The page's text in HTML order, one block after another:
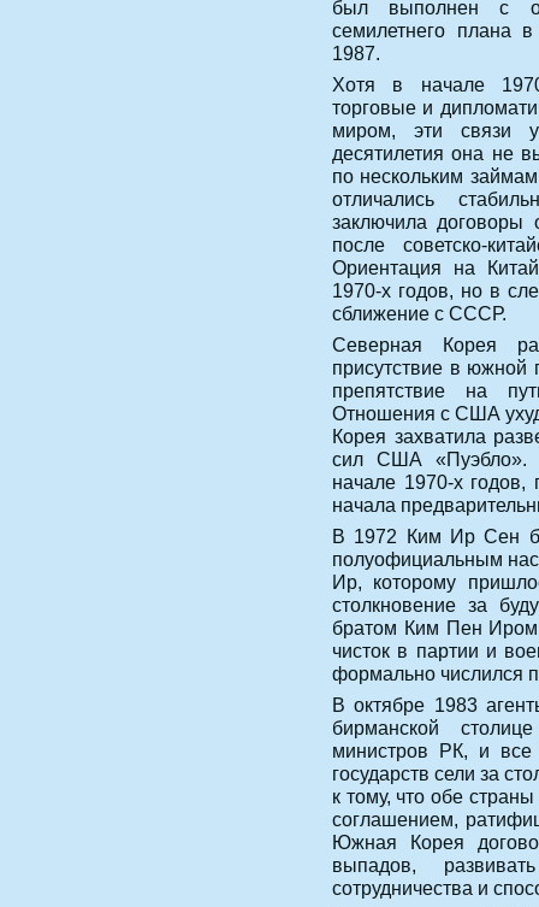
был выполнен с
семилетнего плана
1987.
Хотя в начале
торговые и
миром, эти связи
десятилетия она не
по нескольким
отличались
заключила договоры
после советско-
Ориентация на
1970-х годов, но в
сближение с СССР.
Северная Корея
присутствие в южной
препятствие на
Отношения с США
Корея захватила
сил США «Пуэбло».
начале 1970-х
начала
В 1972 Ким Ир Сен
полуофициальным
Ир, которому
столкновение за
братом Ким Пен
чисток в партии и
формально числился
В октябре 1983
бирманской
министров РК, и все
государств сели за
к тому, что обе
соглашением,
Южная Корея
выпадов,
сотрудничества и